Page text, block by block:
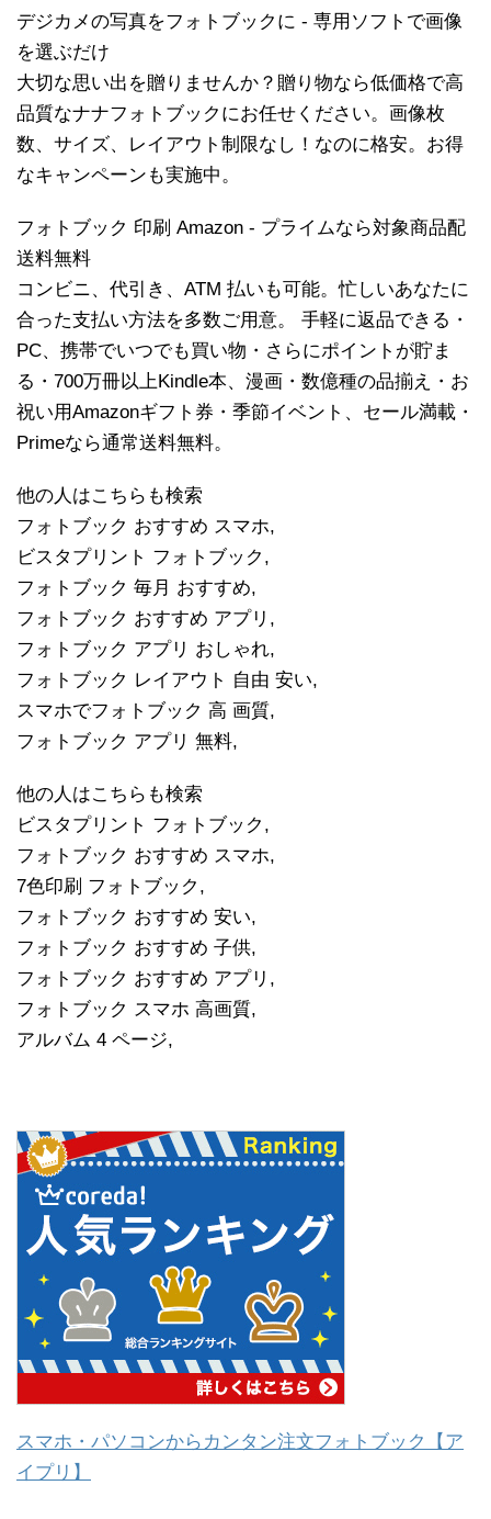
デジカメの写真をフォトブックに - 専用ソフトで画像
を選ぶだけ
大切な思い出を贈りませんか？贈り物なら低価格で高
品質なナナフォトブックにお任せください。画像枚
数、サイズ、レイアウト制限なし！なのに格安。お得
なキャンペーンも実施中。
フォトブック 印刷 Amazon - プライムなら対象商品配
送料無料
コンビニ、代引き、ATM 払いも可能。忙しいあなたに
合った支払い方法を多数ご用意。 手軽に返品できる・
PC、携帯でいつでも買い物・さらにポイントが貯ま
る・700万冊以上Kindle本、漫画・数億種の品揃え・お
祝い用Amazonギフト券・季節イベント、セール満載・
Primeなら通常送料無料。
他の人はこちらも検索
フォトブック おすすめ スマホ,
ビスタプリント フォトブック,
フォトブック 毎月 おすすめ,
フォトブック おすすめ アプリ,
フォトブック アプリ おしゃれ,
フォトブック レイアウト 自由 安い,
スマホでフォトブック 高 画質,
フォトブック アプリ 無料,
他の人はこちらも検索
ビスタプリント フォトブック,
フォトブック おすすめ スマホ,
7色印刷 フォトブック,
フォトブック おすすめ 安い,
フォトブック おすすめ 子供,
フォトブック おすすめ アプリ,
フォトブック スマホ 高画質,
アルバム 4 ページ,
スマホ・パソコンからカンタン注文フォトブック【ア
イプリ】